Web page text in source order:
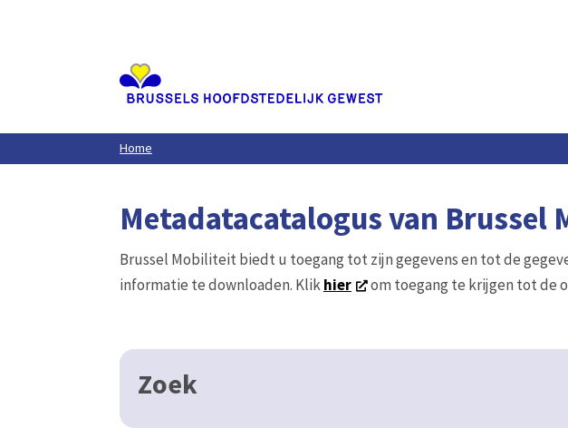
Home
Metadatacatalogus van Brussel
Brussel Mobiliteit biedt u toegang tot zijn gegevens en tot de
informatie te downloaden. Klikhier om toegang te krijgen tot de
Zoek